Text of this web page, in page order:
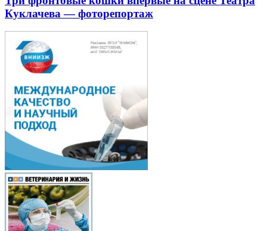
Куклачева — фоторепортаж